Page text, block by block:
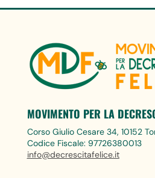
MOVIMENTO PER LA
Corso Giulio Cesare 34, 10152
Codice Fiscale: 97726380013
info@decrescitafelice.it